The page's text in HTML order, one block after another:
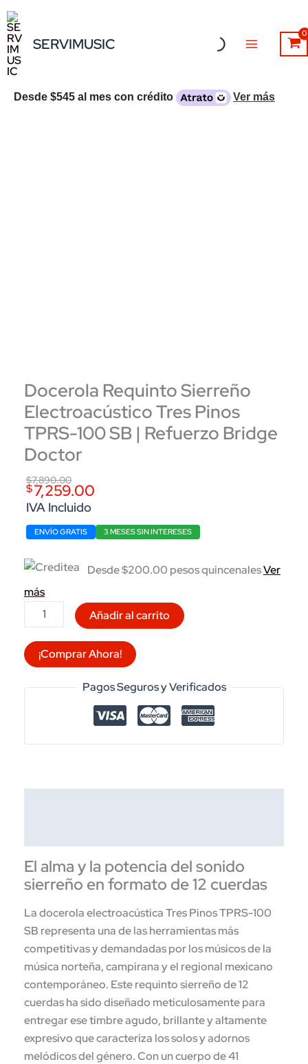
al
contenidoSERVIMUSIC
Desde $545 al mes con crédito Ver más
Docerola Requinto Sierreño
Electroacústico Tres Pinos
TPRS-100 SB | Refuerzo Bridge
Doctor
$7,890.00
Original
price
was:
$7,890.00.
$7,259.00
Current
price
is:
$7,259.00.
IVA Incluido
ENVÍO GRATIS 3 MESES SIN INTERESES
Desde $200.00 pesos quincenalesVer
más
Docerola
Requinto
Sierreño
Electroacústico
Refuerzo
Añadir al carrito
¡Comprar Ahora!
Pagos Seguros y Verificados
El alma y la potencia del sonido
sierreño en formato de 12 cuerdas
La docerola electroacústica Tres Pinos TPRS-100
SB representa una de las herramientas más
competitivas y demandadas por los músicos de la
música norteña, campirana y el regional mexicano
contemporáneo. Este requinto sierreño de 12
cuerdas ha sido diseñado meticulosamente para
entregar ese timbre agudo, brillante y altamente
expresivo que caracteriza los solos y adornos
melódicos del género.Con un cuerpo de 41